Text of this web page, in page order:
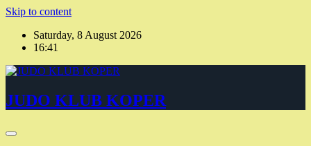
Skip to content
Saturday, 8 August 2026
16:41
JUDO KLUB KOPER